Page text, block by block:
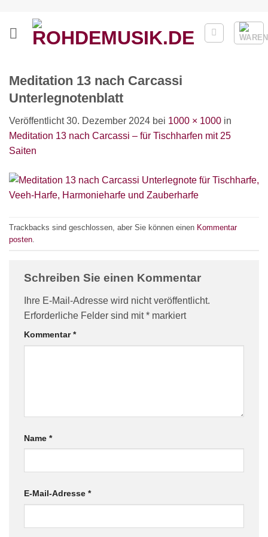
springen
Meditation 13 nach Carcassi
Unterlegnotenblatt
Veröffentlicht30. Dezember 2024 bei 1000 × 1000 in
Meditation 13 nach Carcassi – für Tischharfen mit 25
Saiten
Trackbacks sind geschlossen, aber Sie können einen Kommentar
posten
Schreiben Sie einen Kommentar
Ihre E-Mail-Adresse wird nicht veröffentlicht.
Erforderliche Felder sind mit* markiert
Kommentar*
Name *
E-Mail-Adresse *